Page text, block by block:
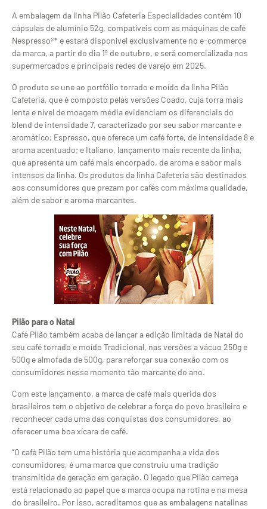
A embalagem da linha Pilão Cafeteria Especialidades contém 10
cápsulas de alumínio 52g, compatíveis com as máquinas de café
Nespresso®* e estará disponível exclusivamente no e-commerce
da marca, a partir do dia 1º de outubro, e será comercializada nos
supermercados e principais redes de varejo em 2025.
O produto se une ao portfólio torrado e moído da linha Pilão
Cafeteria, que é composto pelas versões Coado, cuja torra mais
lenta e nível de moagem média evidenciam os diferenciais do
blend de intensidade 7, caracterizado por seu sabor marcante e
aromático; Espresso, que oferece um café forte, de intensidade 8 e
aroma acentuado; e Italiano, lançamento mais recente da linha,
que apresenta um café mais encorpado, de aroma e sabor mais
intensos da linha. Os produtos da linha Cafeteria são destinados
aos consumidores que prezam por cafés com máxima qualidade,
além de sabor e aroma marcantes.
Pilão para o Natal
Café Pilão também acaba de lançar a edição limitada de Natal do
seu café torrado e moído Tradicional, nas versões a vácuo 250g e
500g e almofada de 500g, para reforçar sua conexão com os
consumidores nesse momento tão marcante do ano.
Com este lançamento, a marca de café mais querida dos
brasileiros tem o objetivo de celebrar a força do povo brasileiro e
reconhecer cada uma das conquistas dos consumidores, ao
oferecer uma boa xícara de café.
“O café Pilão tem uma história que acompanha a vida dos
consumidores, é uma marca que construiu uma tradição
transmitida de geração em geração. O legado que Pilão carrega
está relacionado ao papel que a marca ocupa na rotina e na mesa
do brasileiro. Por isso, acreditamos que as embalagens natalinas